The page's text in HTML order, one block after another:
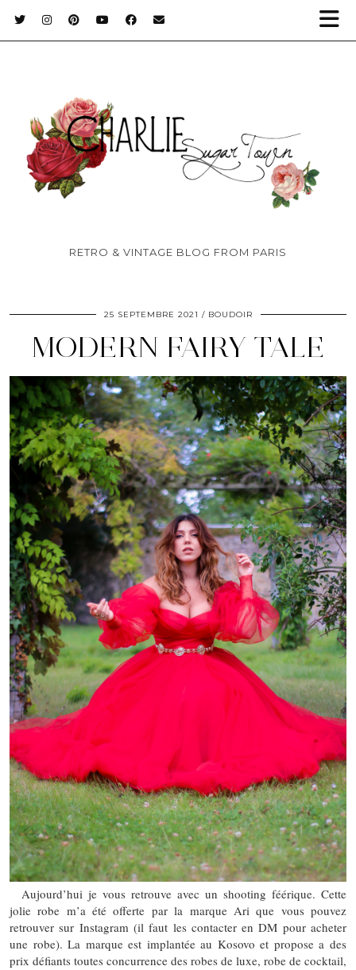
RETRO & VINTAGE BLOG FROM PARIS
25 SEPTEMBRE 2021 BOUDOIR
MODERN FAIRY TALE
Aujourd’hui je vous retrouve avec un shooting féérique. Cette
jolie robe m’a été offerte par la marque Ari que vous pouvez
retrouver sur Instagram (il faut les contacter en DM pour acheter
une robe). La marque est implantée au Kosovo et propose a des
prix défiants toutes concurrence des robes de luxe, robe de cocktail,